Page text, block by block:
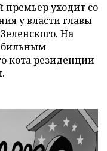
премьер уходит со
у власти главы
На
кота резиденции